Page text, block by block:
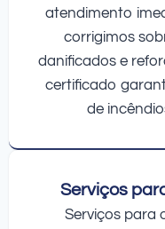
atendimento
corrigimos
danificados e
certificado
de
Serviços
Serviços para